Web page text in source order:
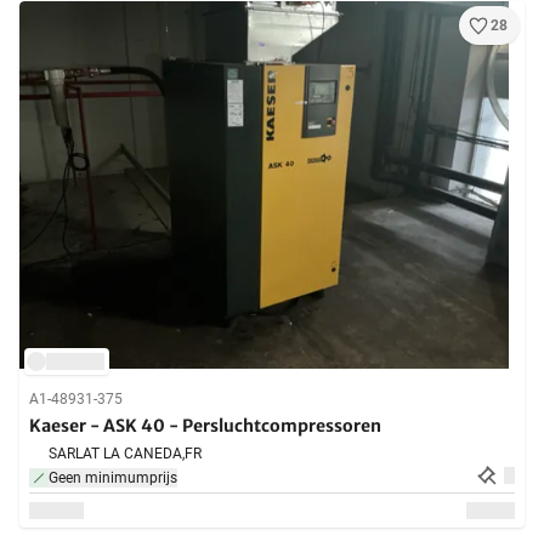
28
A1-48931-375
Kaeser - ASK 40 - Persluchtcompressoren
SARLAT LA CANEDA,FR
Geen minimumprijs